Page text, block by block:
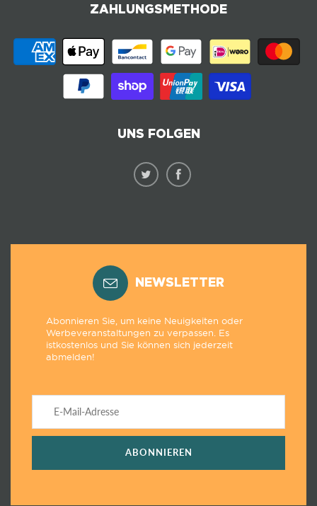
ZAHLUNGSMETHODE
UNS FOLGEN
NEWSLETTER
Abonnieren Sie, um keine Neuigkeiten oder
Werbeveranstaltungen zu verpassen. Es
istkostenlos und Sie können sich jederzeit
abmelden!
ABONNIEREN